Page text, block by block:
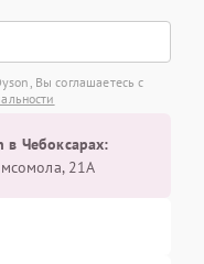
Вы соглашаетесь с
в Чебоксарах:
21А